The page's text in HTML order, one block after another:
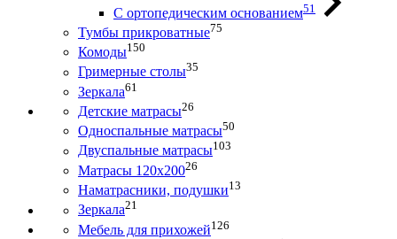
С ортопедическим основанием51
Тумбы прикроватные75
Комоды150
Гримерные столы35
Зеркала61
Детские матрасы26
Односпальные матрасы50
Двуспальные матрасы103
Матрасы 120х20026
Наматрасники, подушки13
Зеркала21
Мебель для прихожей126